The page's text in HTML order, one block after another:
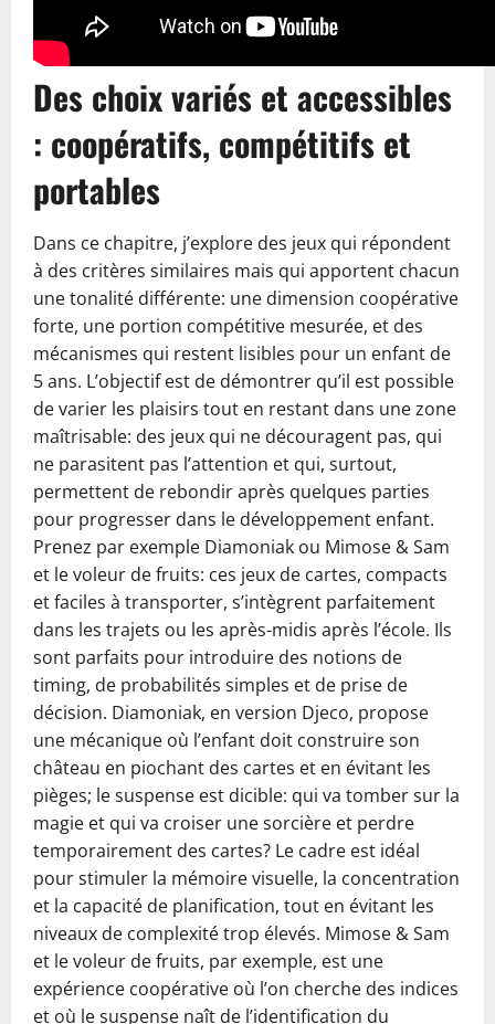
Des choix variés et accessibles
: coopératifs, compétitifs et
portables
Dans ce chapitre, j’explore des jeux qui répondent
à des critères similaires mais qui apportent chacun
une tonalité différente: une dimension coopérative
forte, une portion compétitive mesurée, et des
mécanismes qui restent lisibles pour un enfant de
5 ans. L’objectif est de démontrer qu’il est possible
de varier les plaisirs tout en restant dans une zone
maîtrisable: des jeux qui ne découragent pas, qui
ne parasitent pas l’attention et qui, surtout,
permettent de rebondir après quelques parties
pour progresser dans le développement enfant.
Prenez par exemple Diamoniak ou Mimose & Sam
et le voleur de fruits: ces jeux de cartes, compacts
et faciles à transporter, s’intègrent parfaitement
dans les trajets ou les après-midis après l’école. Ils
sont parfaits pour introduire des notions de
timing, de probabilités simples et de prise de
décision. Diamoniak, en version Djeco, propose
une mécanique où l’enfant doit construire son
château en piochant des cartes et en évitant les
pièges; le suspense est dicible: qui va tomber sur la
magie et qui va croiser une sorcière et perdre
temporairement des cartes? Le cadre est idéal
pour stimuler la mémoire visuelle, la concentration
et la capacité de planification, tout en évitant les
niveaux de complexité trop élevés. Mimose & Sam
et le voleur de fruits, par exemple, est une
expérience coopérative où l’on cherche des indices
et où le suspense naît de l’identification du